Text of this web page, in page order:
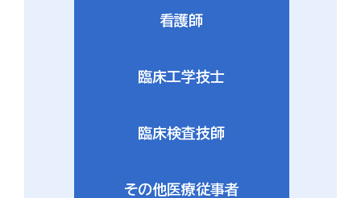
看護師
臨床工学技士
臨床検査技師
その他医療従事者